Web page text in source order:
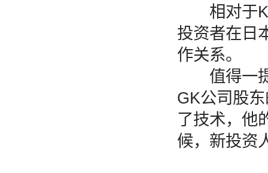
相对于KK
投资者在日
作关系。
值得一提
GK公司股
了技术，他
候，新投资